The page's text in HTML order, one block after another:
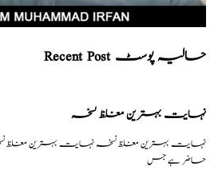
Recent Post حالیہ پوسٹ
نہایت بہترین مغلظ نسخہ
نہایت بہترین مغلظ نسخہ نہایت بہترین
حاضر ہے جس